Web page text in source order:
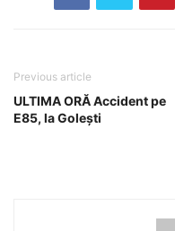
Previous article
ULTIMA ORĂ Accident pe
E85, la Golești